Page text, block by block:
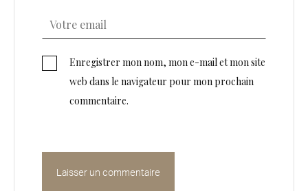
Enregistrer mon nom, mon e-mail et mon site
web dans le navigateur pour mon prochain
commentaire.